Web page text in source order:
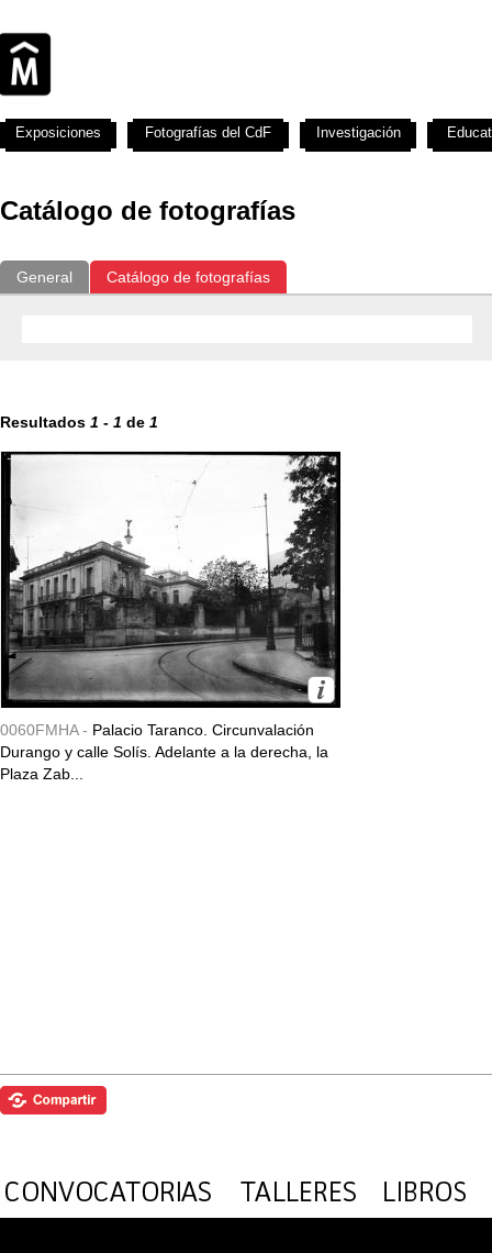
Catálogo de fotografías
General Catálogo de fotografías
Resultados 1 - 1 de 1
0060FMHA - Palacio Taranco. Circunvalación
Durango y calle Solís. Adelante a la derecha, la
Plaza Zab...
Exposiciones Fotografías del CdF Investigación